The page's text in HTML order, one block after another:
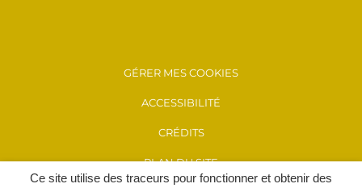
Ce site utilise des traceurs pour fonctionner et obtenir des
GÉRER MES COOKIES
ACCESSIBILITÉ
CRÉDITS
PLAN DU SITE